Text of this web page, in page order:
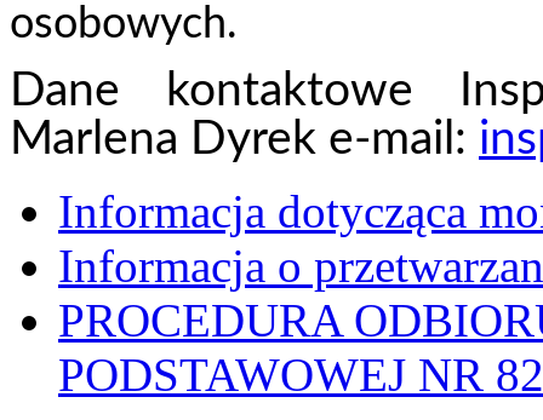
osobowych.
Dane kontaktowe
Marlena Dyrek e-mail:
Informacja dotycząca
Informacja o
PROCEDURA
PODSTAWOWEJ NR